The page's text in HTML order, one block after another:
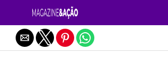
Sair da versão mobile